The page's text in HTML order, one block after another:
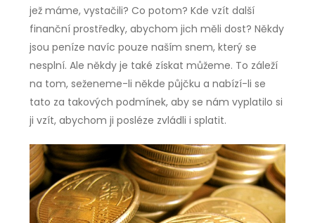
jež máme, vystačili? Co potom? Kde vzít další
finanční prostředky, abychom jich měli dost?Někdy
jsou peníze navíc pouze naším snem, který se
nesplní. Ale někdy je také získat můžeme. To záleží
na tom, seženeme-li někde půjčku a nabízí-li se
tato za takových podmínek, aby se nám vyplatilo si
ji vzít, abychom ji posléze zvládli i splatit.